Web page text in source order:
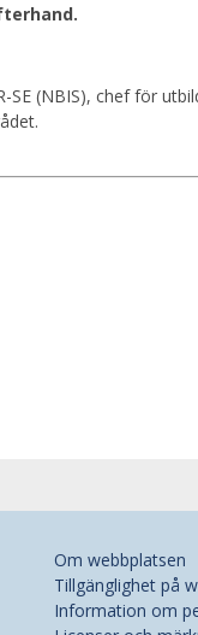
SE (NBIS), chef för
Om webbplatsen
Tillgänglighet på
Information om